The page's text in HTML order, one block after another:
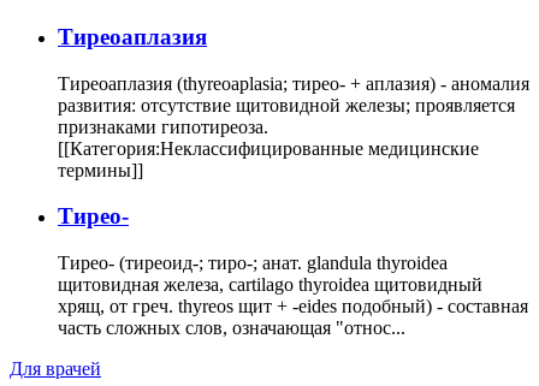
Тиреоаплазия
Тиреоаплазия (thyreoaplasia; тирео- + аплазия) - аномалия
развития: отсутствие щитовидной железы; проявляется
признаками гипотиреоза.
[[Категория:Неклассифицированные медицинские
термины]]
Тирео-
Тирео- (тиреоид-; тиро-; анат. glandula thyroidea
щитовидная железа, cartilago thyroidea щитовидный
хрящ, от греч. thyreos щит + -eides подобный) - составная
часть сложных слов, означающая "относ...
Для врачей